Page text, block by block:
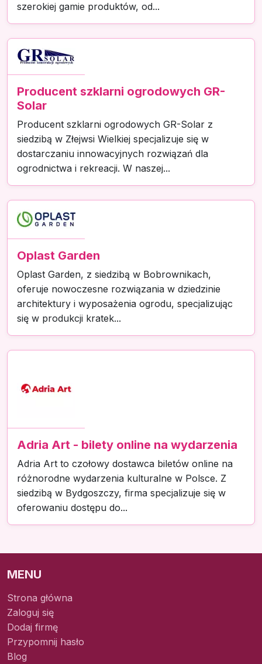
szerokiej gamie produktów, od...
Producent szklarni ogrodowych GR-
Solar
Producent szklarni ogrodowych GR-Solar z
siedzibą w Złejwsi Wielkiej specjalizuje się w
dostarczaniu innowacyjnych rozwiązań dla
ogrodnictwa i rekreacji. W naszej...
Oplast Garden
Oplast Garden, z siedzibą w Bobrownikach,
oferuje nowoczesne rozwiązania w dziedzinie
architektury i wyposażenia ogrodu, specjalizując
się w produkcji kratek...
Adria Art - bilety online na wydarzenia
Adria Art to czołowy dostawca biletów online na
różnorodne wydarzenia kulturalne w Polsce. Z
siedzibą w Bydgoszczy, firma specjalizuje się w
oferowaniu dostępu do...
MENU
Strona główna
Zaloguj się
Dodaj firmę
Przypomnij hasło
Blog